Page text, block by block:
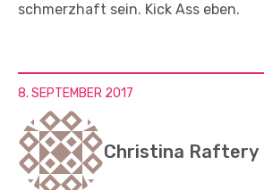
schmerzhaft sein. Kick Ass eben.
8. SEPTEMBER 2017
Christina Raftery